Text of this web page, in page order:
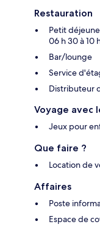
Restauration
Petit
06 h 30 à 10
Bar/lounge
Service
Distributeur
Voyage avec
Jeux pour
Que faire ?
Location de
Affaires
Poste
Espace de